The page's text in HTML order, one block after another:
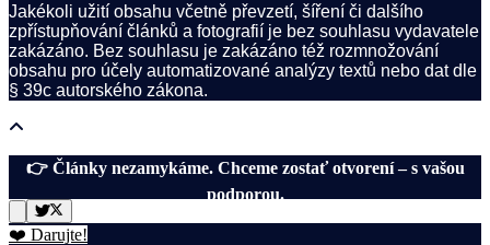
Jakékoli užití obsahu včetně převzetí, šíření či dalšího
zpřístupňování článků a fotografií je bez souhlasu vydavatele
zakázáno. Bez souhlasu je zakázáno též rozmnožování
obsahu pro účely automatizované analýzy textů nebo dat dle
§ 39c autorského zákona.
👉 Články nezamykáme. Chceme zostať otvorení – s vašou
podporou.
❤️ Darujte!